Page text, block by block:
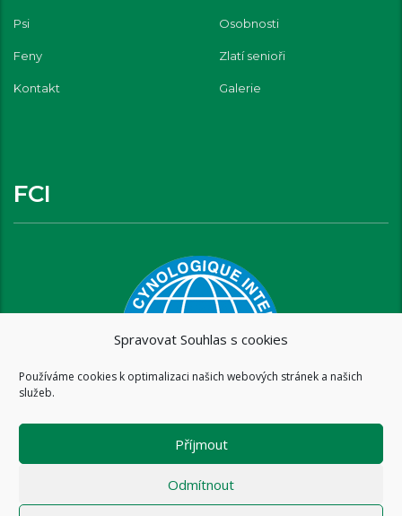
Spravovat Souhlas s cookies
Používáme cookies k optimalizaci našich webových stránek a našich
služeb.
Příjmout
Odmítnout
Psi Osobnosti
Feny Zlatí senioři
Kontakt Galerie
FCI